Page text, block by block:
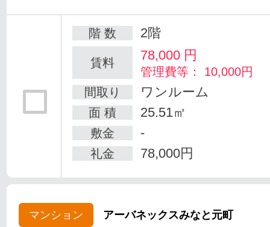
階 数 2階
賃料 78,000 円
管理費等： 10,000円
間取り
ワンルーム
面 積 25.51㎡
敷金 -
礼金 78,000円
マンション アーバネックスみなと元町